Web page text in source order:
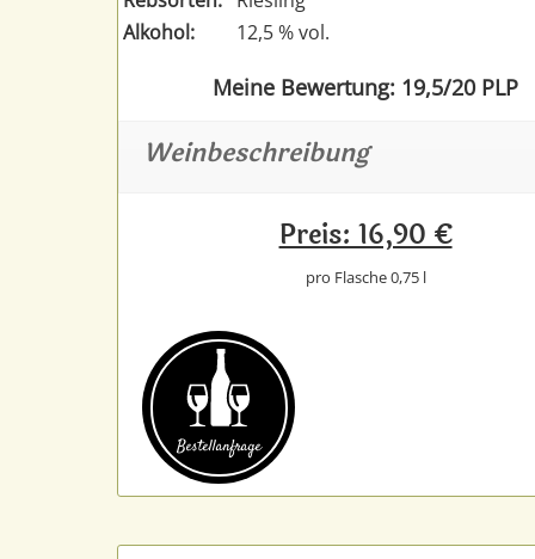
Alkohol:
12,5 % vol.
Meine Bewertung: 19,5/20 PLP
Weinbeschreibung
Preis: 16,90 €
pro Flasche 0,75 l
Bestell­anfrage